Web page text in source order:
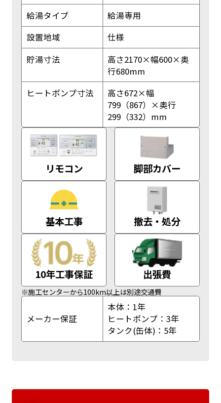
給湯タイプ
給湯専用
設置地域
仕様
貯湯寸法
高さ2170×幅600×奥
行680mm
ヒートポンプ寸法
高さ672×幅
799（867）×奥行
299（332）mm
リモコン 脚部カバー
基本工事 撤去・処分
10年工事保証 出張費
※施工センターから100km以上は別途交通費
メーカー保証
本体：1年
ヒートポンプ：3年
タンク(缶体)：5年